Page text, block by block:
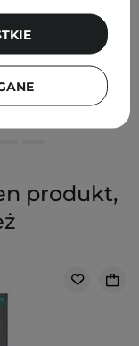
- SPF
Beige - 6,5ml
produkt,